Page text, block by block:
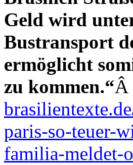
Geld wird
Bustransport
ermöglicht
zu kommen.“Â
paris-so-teuer-
familia-meldet-